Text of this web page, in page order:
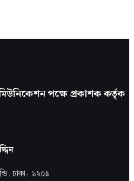
পক্ষে প্রকাশক কর্তৃক
ঢাকা- ১২০৯